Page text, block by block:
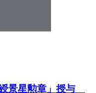
景星勲章」授与